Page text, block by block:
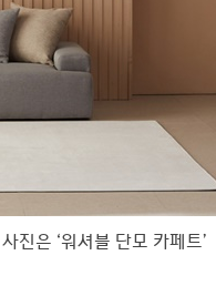
진은 ‘워셔블 단모 카페트’